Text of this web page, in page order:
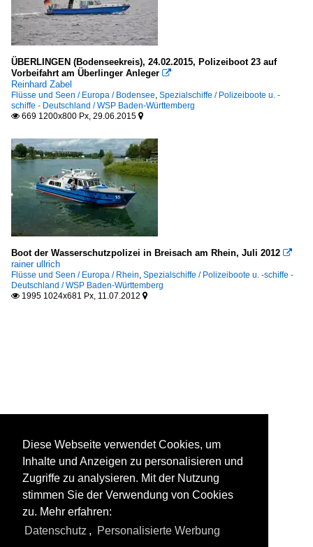
ÜBERLINGEN (Bodenseekreis), 24.02.2015, Polizeiboot 23 auf
Vorbeifahrt am Überlinger Anleger 
Reinhard Zabel
Flüsse und Seen / Europa / Bodensee Spezialschiffe / Polizeiboote u. -
schiffe - Deutschland / WSP Baden-Württemberg
 669 1200x800 Px, 29.06.2015 
Boot der Wasserschutzpolizei in Breisach am Rhein, Juli 2012 
rainer ullrich
Flüsse und Seen / Europa / Rhein Spezialschiffe / Polizeiboote u. -schiffe -
Deutschland / WSP Baden-Württemberg
 1995 1024x681 Px, 11.07.2012 
Diese Webseite verwendet Cookies, um
Inhalte und Anzeigen zu personalisieren und
Zugriffe zu analysieren. Mit der Nutzung
stimmen Sie der Verwendung von Cookies
zu. Mehr erfahren:
Datenschutz , Personalisierte Werbung